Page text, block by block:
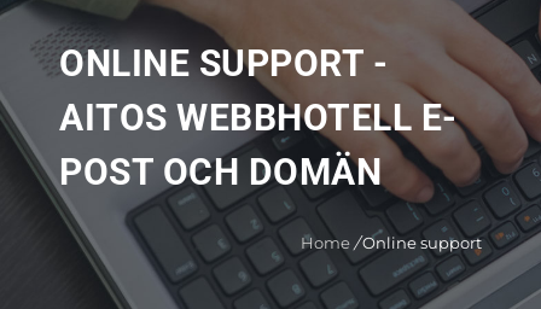
ONLINE SUPPORT -
AITOS WEBBHOTELL E-
POST OCH DOMÄN
Home /Online support